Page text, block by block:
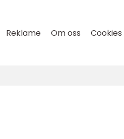
Reklame Om oss Cookies